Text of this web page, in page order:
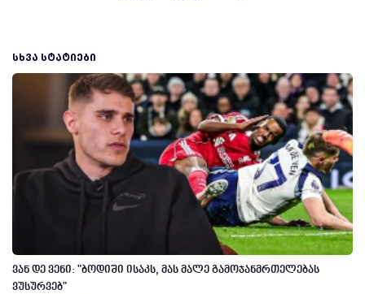
ᲡᲮᲕᲐ ᲡᲢᲐᲢᲘᲔᲑᲘ
ვან დე ვენი: "ბოდიში ისაკს, მას მალე გამოჯანმრთელებას
ვუსურვებ"